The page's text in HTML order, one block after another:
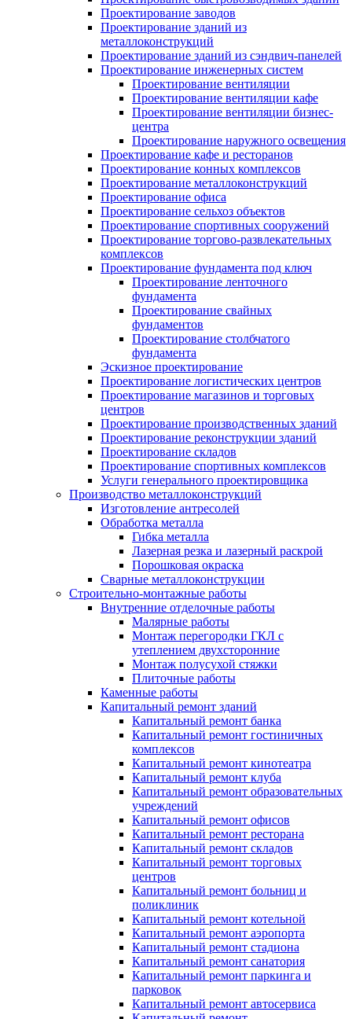
Проектирование заводов
Проектирование зданий из
металлоконструкций
Проектирование зданий из сэндвич-панелей
Проектирование инженерных систем
Проектирование вентиляции
Проектирование вентиляции кафе
Проектирование вентиляции бизнес-
центра
Проектирование наружного освещения
Проектирование кафе и ресторанов
Проектирование конных комплексов
Проектирование металлоконструкций
Проектирование офиса
Проектирование сельхоз объектов
Проектирование спортивных сооружений
Проектирование торгово-развлекательных
комплексов
Проектирование фундамента под ключ
Проектирование ленточного
фундамента
Проектирование свайных
фундаментов
Проектирование столбчатого
фундамента
Эскизное проектирование
Проектирование логистических центров
Проектирование магазинов и торговых
центров
Проектирование производственных зданий
Проектирование реконструкции зданий
Проектирование складов
Проектирование спортивных комплексов
Услуги генерального проектировщика
Производство металлоконструкций
Изготовление антресолей
Обработка металла
Гибка металла
Лазерная резка и лазерный раскрой
Порошковая окраска
Сварные металлоконструкции
Строительно-монтажные работы
Внутренние отделочные работы
Малярные работы
Монтаж перегородки ГКЛ с
утеплением двухсторонние
Монтаж полусухой стяжки
Плиточные работы
Каменные работы
Капитальный ремонт зданий
Капитальный ремонт банка
Капитальный ремонт гостиничных
комплексов
Капитальный ремонт кинотеатра
Капитальный ремонт клуба
Капитальный ремонт образовательных
учреждений
Капитальный ремонт офисов
Капитальный ремонт ресторана
Капитальный ремонт складов
Капитальный ремонт торговых
центров
Капитальный ремонт больниц и
поликлиник
Капитальный ремонт котельной
Капитальный ремонт аэропорта
Капитальный ремонт стадиона
Капитальный ремонт санатория
Капитальный ремонт паркинга и
парковок
Капитальный ремонт автосервиса